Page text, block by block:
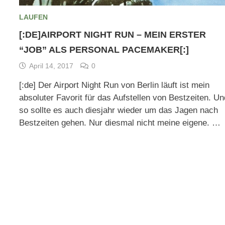
LAUFEN
[:DE]AIRPORT NIGHT RUN – MEIN ERSTER
“JOB” ALS PERSONAL PACEMAKER[:]
April 14, 2017 0
[:de] Der Airport Night Run von Berlin läuft ist mein
absoluter Favorit für das Aufstellen von Bestzeiten.
so sollte es auch diesjahr wieder um das Jagen nach
Bestzeiten gehen. Nur diesmal nicht meine eigene. …